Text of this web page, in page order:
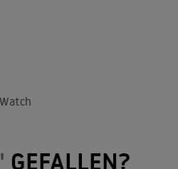
GEFALLEN?